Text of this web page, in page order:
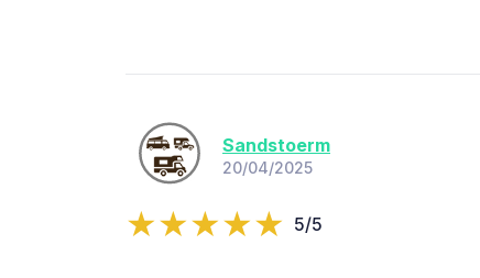
Sandstoerm
20/04/2025
5/5